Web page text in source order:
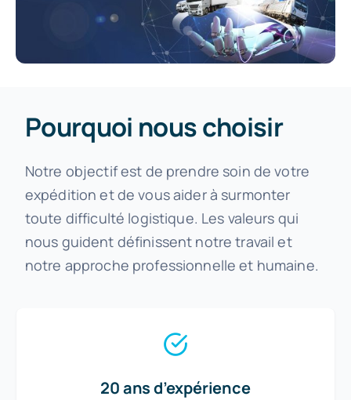
Pourquoi nous choisir
Notre objectif est de prendre soin de votre
expédition et de vous aider à surmonter
toute difficulté logistique. Les valeurs qui
nous guident définissent notre travail et
notre approche professionnelle et humaine.
20 ans d’expérience